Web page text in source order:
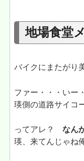
地場食堂
バイクにまたがり
ファー・・・いー
瑛側の道路サイコ
ってアレ？なん
瑛、来てんじゃね